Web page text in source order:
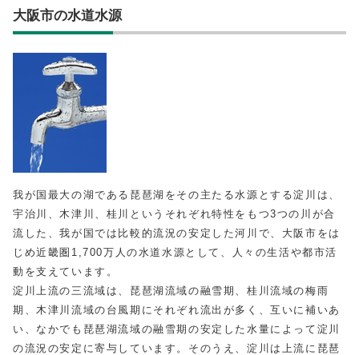
大阪市の水道水源
我が国最大の湖である琵琶湖をその主たる水源とする淀川は、
宇治川、木津川、桂川というそれぞれ特性をもつ3つの川が合
流した、我が国では比較的流況の安定した河川で、大阪市をは
じめ近畿圏1,700万人の水道水源として、人々の生活や都市活
動を支えています。
淀川上流の三流域は、琵琶湖流域の融雪期、桂川流域の梅雨
期、木津川流域の台風期にそれぞれ流出が多く、互いに補いあ
い、なかでも琵琶湖流域の融雪期の安定した水量によって淀川
の流況の安定に寄与しています。そのうえ、淀川は上流に琵琶